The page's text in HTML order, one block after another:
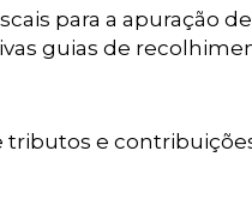
para a apuração
guias de
e